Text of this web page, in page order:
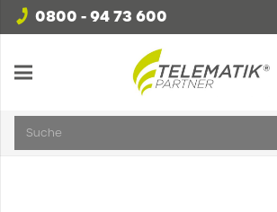
0800 - 94 73 600
Suche